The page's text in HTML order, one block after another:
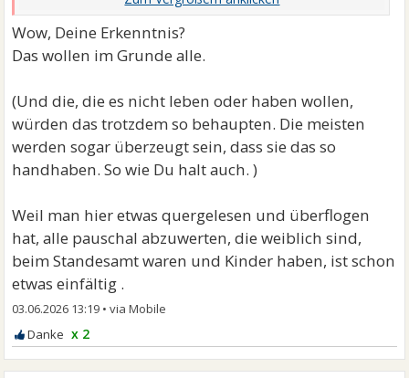
Was ich erwarte ist, dass er bewusst nichts tut, was
mich verletzen könnte.
Gemeinsam nach Lösungen gesucht wird, wenn es zu
Problemen kommt.
Und, dass er meine Unzulänglichkeiten aushalten
kann.
Wow, Deine Erkenntnis?
Das wollen im Grunde alle.
(Und die, die es nicht leben oder haben wollen,
würden das trotzdem so behaupten. Die meisten
werden sogar überzeugt sein, dass sie das so
handhaben. So wie Du halt auch. )
Weil man hier etwas quergelesen und überflogen
hat, alle pauschal abzuwerten, die weiblich sind,
beim Standesamt waren und Kinder haben, ist schon
etwas einfältig .
03.06.2026 13:19 •
x 2